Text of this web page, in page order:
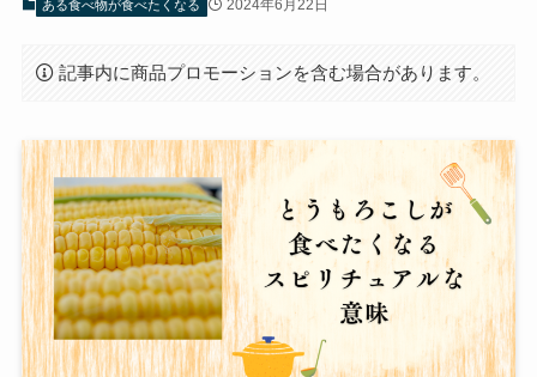
ある食べ物が食べたくなる 2024年6月22日
記事内に商品プロモーションを含む場合があります。